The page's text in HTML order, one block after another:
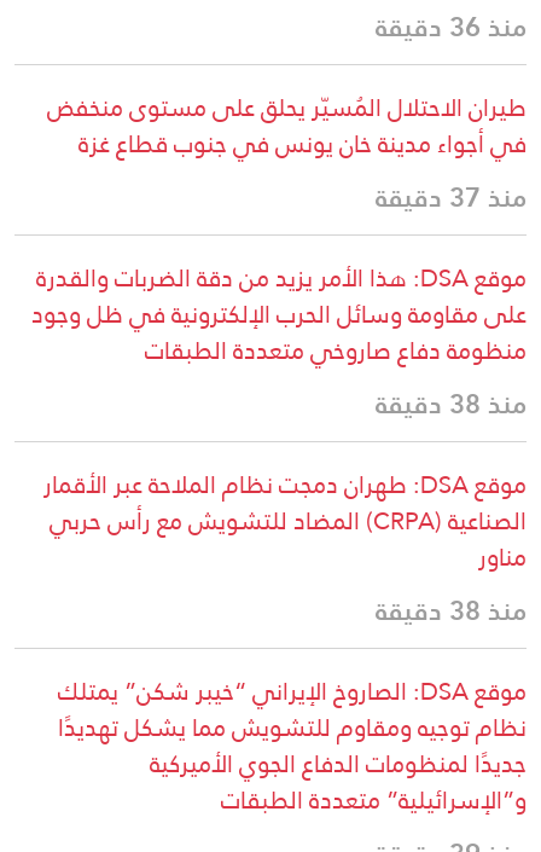
منذ 36 دقيقة
طيران الاحتلال المُسيّر يحلق على مستوى منخفض
في أجواء مدينة خان يونس في جنوب قطاع غزة
منذ 37 دقيقة
موقع DSA: هذا الأمر يزيد من دقة الضربات والقدرة
على مقاومة وسائل الحرب الإلكترونية في ظل وجود
منظومة دفاع صاروخي متعددة الطبقات
منذ 38 دقيقة
موقع DSA: طهران دمجت نظام الملاحة عبر الأقمار
الصناعية (CRPA) المضاد للتشويش مع رأس حربي
مناور
منذ 38 دقيقة
موقع DSA: الصاروخ الإيراني “خيبر شكن” يمتلك
نظام توجيه ومقاوم للتشويش مما يشكل تهديدًا
جديدًا لمنظومات الدفاع الجوي الأميركية
و”الإسرائيلية” متعددة الطبقات